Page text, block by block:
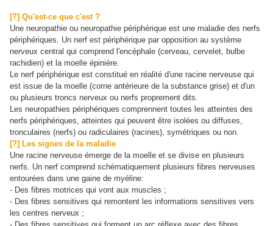
[?] Qu'est-ce que c'est ?
Une neuropathie ou neuropathie périphérique est une maladie des nerfs
périphériques.
Un nerf est périphérique par opposition au système
nerveux central qui comprend l'encéphale (cerveau, cervelet, bulbe
rachidien) et la moelle épinière.
Le nerf périphérique est constitué en réalité d'une racine nerveuse qui
est issue de la moelle (corne antérieure de la substance grise) et d'un
ou plusieurs troncs nerveux ou nerfs proprement dits.
Les neuropathies périphériques comprennent toutes les atteintes des
nerfs périphériques, atteintes qui peuvent être isolées ou diffuses,
tronculaires (nerfs) ou radiculaires (racines), symétriques ou non.
[?] Les signes de la maladie
Une racine nerveuse émerge de la moelle et se divise en plusieurs
nerfs.
Un nerf comprend schématiquement plusieurs fibres nerveuses
entourées dans une gaine de myéline:
- Des fibres motrices qui vont aux muscles ;
- Des fibres sensitives qui remontent les informations sensitives vers
les centres nerveux ;